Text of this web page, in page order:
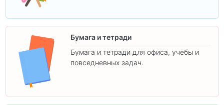
Бумага и тетради
Бумага и тетради для офиса, учёбы и
повседневных задач.